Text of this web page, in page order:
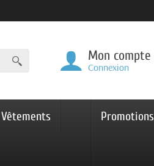
Mon compte
Connexion
Vêtements Promotions